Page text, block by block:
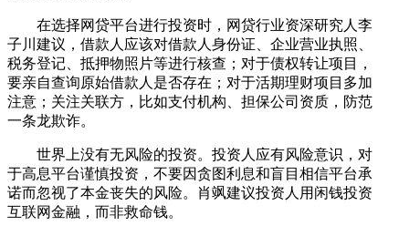
在选择网贷平台进行投资时，网贷行业资深研究人李
子川建议，借款人应该对借款人身份证、企业营业执照、
税务登记、抵押物照片等进行核查；对于债权转让项目，
要亲自查询原始借款人是否存在；对于活期理财项目多加
注意；关注关联方，比如支付机构、担保公司资质，防范
一条龙欺诈。
世界上没有无风险的投资。投资人应有风险意识，对
于高息平台谨慎投资，不要因贪图利息和盲目相信平台承
诺而忽视了本金丧失的风险。肖飒建议投资人用闲钱投资
互联网金融，而非救命钱。